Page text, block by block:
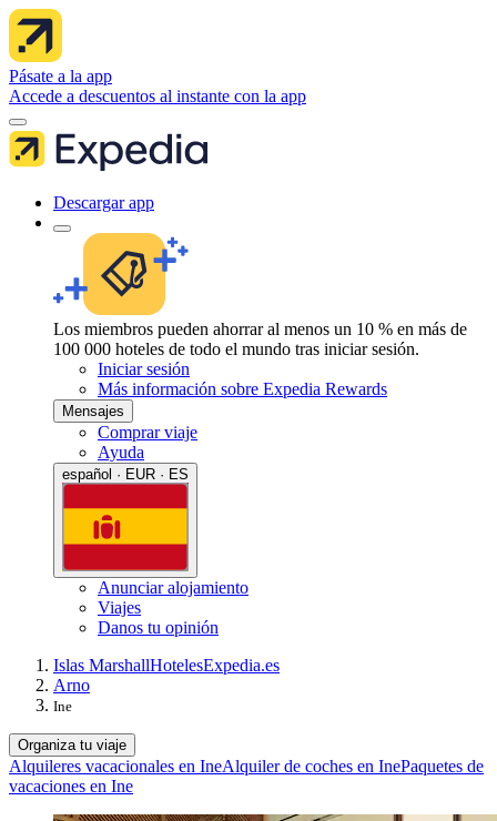
Pásate a la app
Accede a descuentos al instante con la app
Descargar app
Los miembros pueden ahorrar al menos un 10 % en más de
100 000 hoteles de todo el mundo tras iniciar sesión.
Iniciar sesión
Más información sobre Expedia Rewards
Mensajes
Comprar viaje
Ayuda
español · EUR · ES
Anunciar alojamiento
Viajes
Danos tu opinión
Islas MarshallHotelesExpedia.es
Arno
Ine
Organiza tu viaje
Alquileres vacacionales en IneAlquiler de coches en InePaquetes de
vacaciones en Ine